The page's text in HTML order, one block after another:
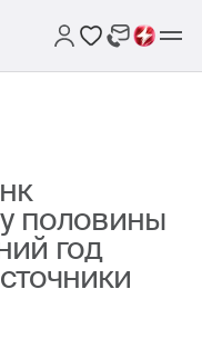
половины
год